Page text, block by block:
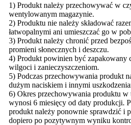
1) Produkt należy przechowywać w
wentylowanym magazynie.
2) Produktu nie należy składować
łatwopalnymi ani umieszczać go w
3) Produkt należy chronić przed
promieni słonecznych i deszczu.
4) Produkt powinien być zapakowany
wilgoci i zanieczyszczeniom.
5) Podczas przechowywania produkt
dużym naciskiem i innymi
6) Okres przechowywania produktu w
wynosi 6 miesięcy od daty produkcji.
produkt należy ponownie sprawdzić i
dopiero po pozytywnym wyniku